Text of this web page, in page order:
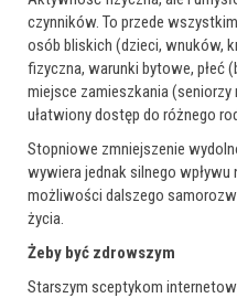
czynników. To przede
osób bliskich (dzieci, wnuków,
fizyczna, warunki bytowe, płeć
miejsce zamieszkania
ułatwiony dostęp do różnego
Stopniowe zmniejszenie
wywiera jednak silnego
możliwości dalszego
życia.
Żeby być zdrowszym
Starszym sceptykom